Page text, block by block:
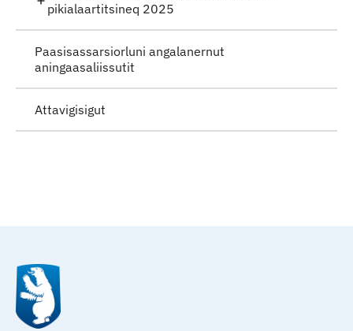
pikialaartitsineq 2025
Paasisassarsiorluni angalanernut
aningaasaliissutit
Attavigisigut